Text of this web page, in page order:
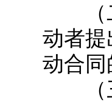
（二
动者
动合同
（三